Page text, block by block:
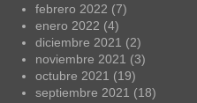
febrero 2022 (7)
enero 2022 (4)
diciembre 2021 (2)
noviembre 2021 (3)
octubre 2021 (19)
septiembre 2021 (18)